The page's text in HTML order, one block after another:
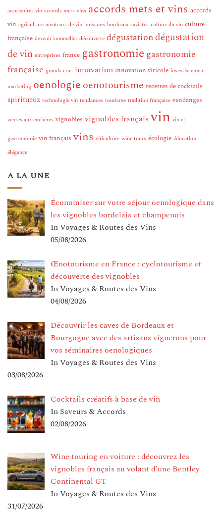
accessoires vin accords mets-vins accords mets et vins accords
vin agriculture amateurs de vin boissons bordeaux cavistes culture du vin culture
française devenir sommelier découverte dégustationdégustation
de vin entreprises france gastronomie gastronomie
française grands crus innovation innovation viticole investissement
marketing oenologie oenotourisme recettes de cocktails
spiritueux technologie vin tendances tourisme tradition française vendanges
ventes aux enchères vignobles vignobles français vin vin et
gastronomie vin français vins viticulture wine tours écologie éducation
élégance
A LA UNE
Économiser sur votre séjour oenologique dans
les vignobles bordelais et champenois
In Voyages & Routes des Vins
05/08/2026
Œnotourisme en France : cyclotourisme et
découverte des vignobles
In Voyages & Routes des Vins
04/08/2026
Découvrir les caves de Bordeaux et
Bourgogne avec des artisans vignerons pour
vos séminaires oenologiques
In Voyages & Routes des Vins
03/08/2026
Cocktails créatifs à base de vin
In Saveurs & Accords
02/08/2026
Wine touring en voiture : découvrez les
vignobles français au volant d’une Bentley
Continental GT
In Voyages & Routes des Vins
31/07/2026